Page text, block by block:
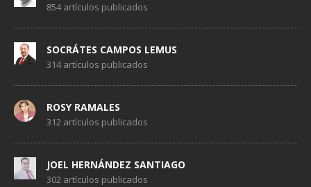
854 artículos publicados
SOCRÁTES CAMPOS LEMUS
314 artículos publicados
ROSY RAMALES
312 artículos publicados
JOEL HERNÁNDEZ SANTIAGO
302 artículos publicados